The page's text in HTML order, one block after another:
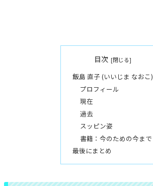
目次
飯島 直子 (いいじま なおこ)
プロフィール
現在
過去
スッピン姿
書籍：今のための今まで
最後にまとめ